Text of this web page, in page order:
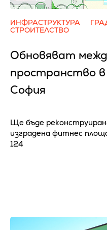
ИНФРАСТРУКТУРА
СТРОИТЕЛСТВО
Обновяват
пространство
София
Ще бъде
изградена фитнес
124